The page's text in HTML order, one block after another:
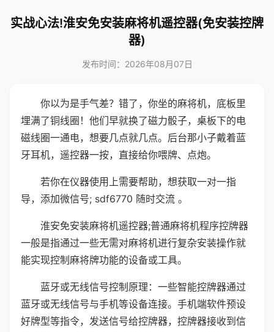
实战心法!淮安免安装麻将机遥控器(免安装控牌
器)
发布时间：2026年08月07日
你以为是手气差？错了，你坐的麻将机，底板里
埋满了铜线圈！他们早就换了磁力骰子，桌板下的电
磁线圈一通电，想要几点就几点。后台那小子戴着蓝
牙耳机，遥控器一按，直接给你喂牌、点炮。
若你在仪器使用上需要帮助，想获取一对一指
导，添加微信号; sdf6770 随时交流 。
淮安免安装麻将机遥控器;普通麻将机程序控牌器
一般是指通过一些无需对麻将机进行复杂安装操作就
能实现控制麻将牌功能的设备或工具。
蓝牙或无线信号控制原理：一些智能控牌器通过
蓝牙或无线信号与手机等设备连接。手机端软件预设
好牌型等指令，发送信号给控牌器，控牌器接收到信